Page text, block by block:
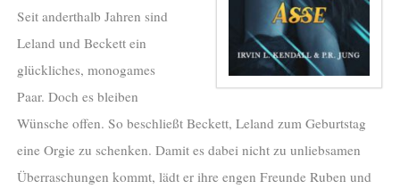
Seit anderthalb Jahren sind
Leland und Beckett ein
glückliches, monogames
Paar. Doch es bleiben
Wünsche offen. So beschließt Beckett, Leland zum Geburtstag
eine Orgie zu schenken. Damit es dabei nicht zu unliebsamen
Überraschungen kommt, lädt er ihre engen Freunde Ruben und